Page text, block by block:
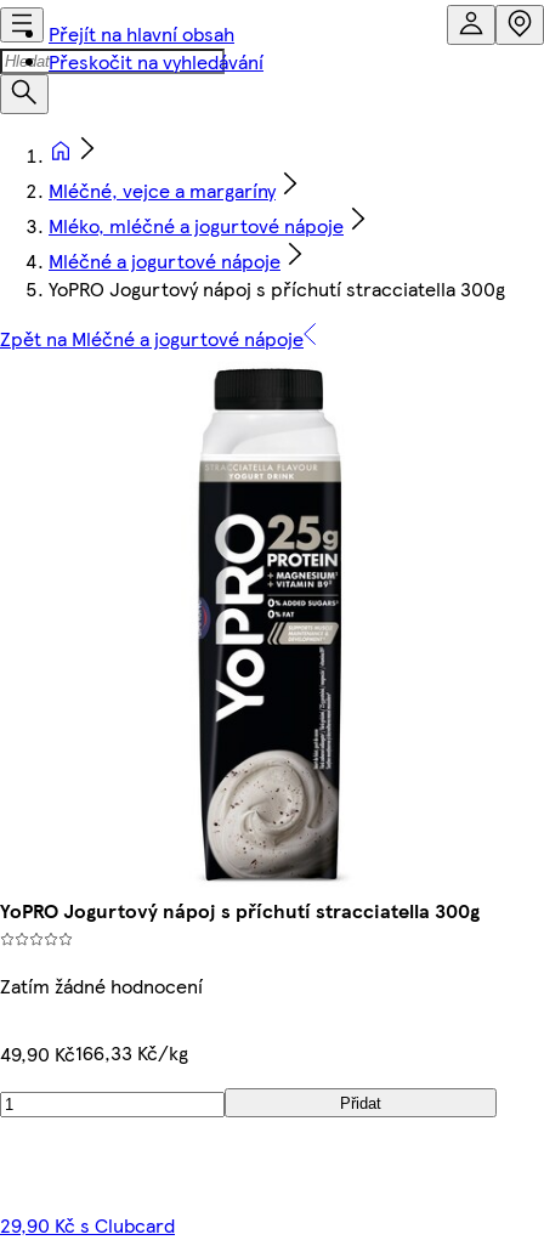
Přejít na hlavní obsah
Přeskočit na vyhledávání
Mléčné, vejce a margaríny
Mléko, mléčné a jogurtové nápoje
Mléčné a jogurtové nápoje
YoPRO Jogurtový nápoj s příchutí stracciatella 300g
Zpět na Mléčné a jogurtové nápoje
YoPRO Jogurtový nápoj s příchutí stracciatella 300g
Zatím žádné hodnocení
49,90 Kč166,33 Kč/kg
Přidat
29,90 Kč s Clubcard